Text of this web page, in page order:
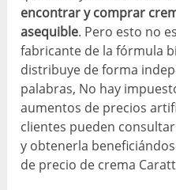
encontrar y comprar
asequible. Pero esto no
fabricante de la fórmula
distribuye de forma
palabras, No hay
aumentos de precios
clientes pueden
y obtenerla
de precio de crema